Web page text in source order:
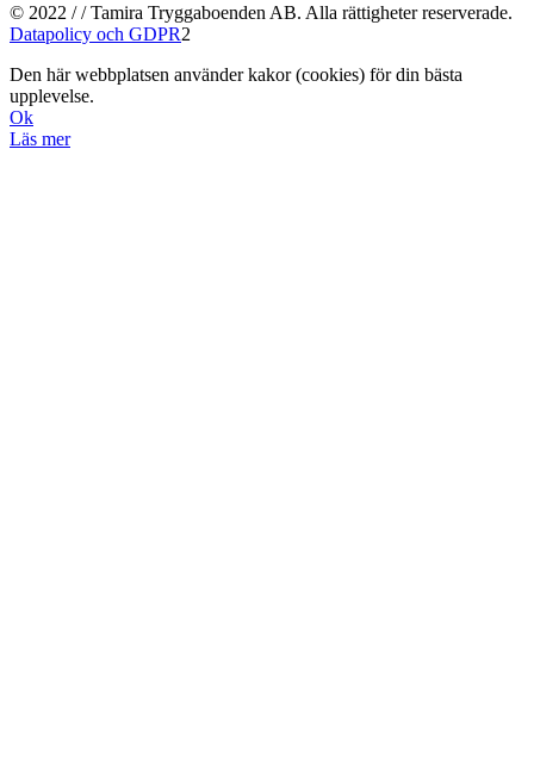
© 2022 / / Tamira Tryggaboenden AB. Alla rättigheter reserverade.
Datapolicy och GDPR2
Den här webbplatsen använder kakor (cookies) för din bästa
upplevelse.
Ok
Läs mer